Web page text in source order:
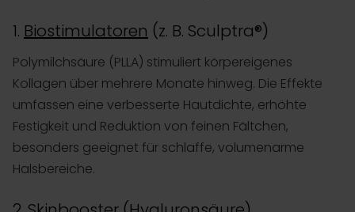
1. Biostimulatoren (z. B. Sculptra®)
Polymilchsäure (PLLA) stimuliert körpereigenes
Kollagen über mehrere Monate hinweg. Die Effekte
umfassen eine verbesserte Hautdichte, erhöhte
Festigkeit und Reduktion von feinen Fältchen,
besonders geeignet für schlaffe, volumenarme
Halsbereiche.